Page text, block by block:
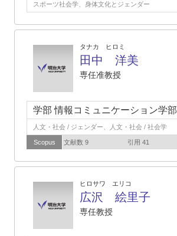
スポーツ社会学、身体文化とジェンダー
タナカ ヒロミ
田中 洋美
専任准教授
学部 情報コミュニケーション学部
人文・社会 / ジェンダー、人文・社会 / 社会学
Scopus 文献数 9 引用 41
ヒロサワ エリコ
広沢 絵里子
専任教授